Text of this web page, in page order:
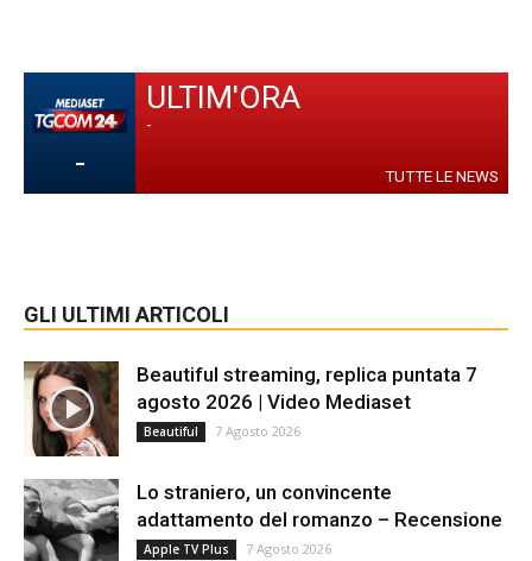
-
ULTIM'ORA
-
TUTTE LE NEWS
GLI ULTIMI ARTICOLI
Beautiful streaming, replica puntata 7
agosto 2026 | Video Mediaset
Beautiful 7 Agosto 2026
Lo straniero, un convincente
adattamento del romanzo – Recensione
Apple TV Plus 7 Agosto 2026